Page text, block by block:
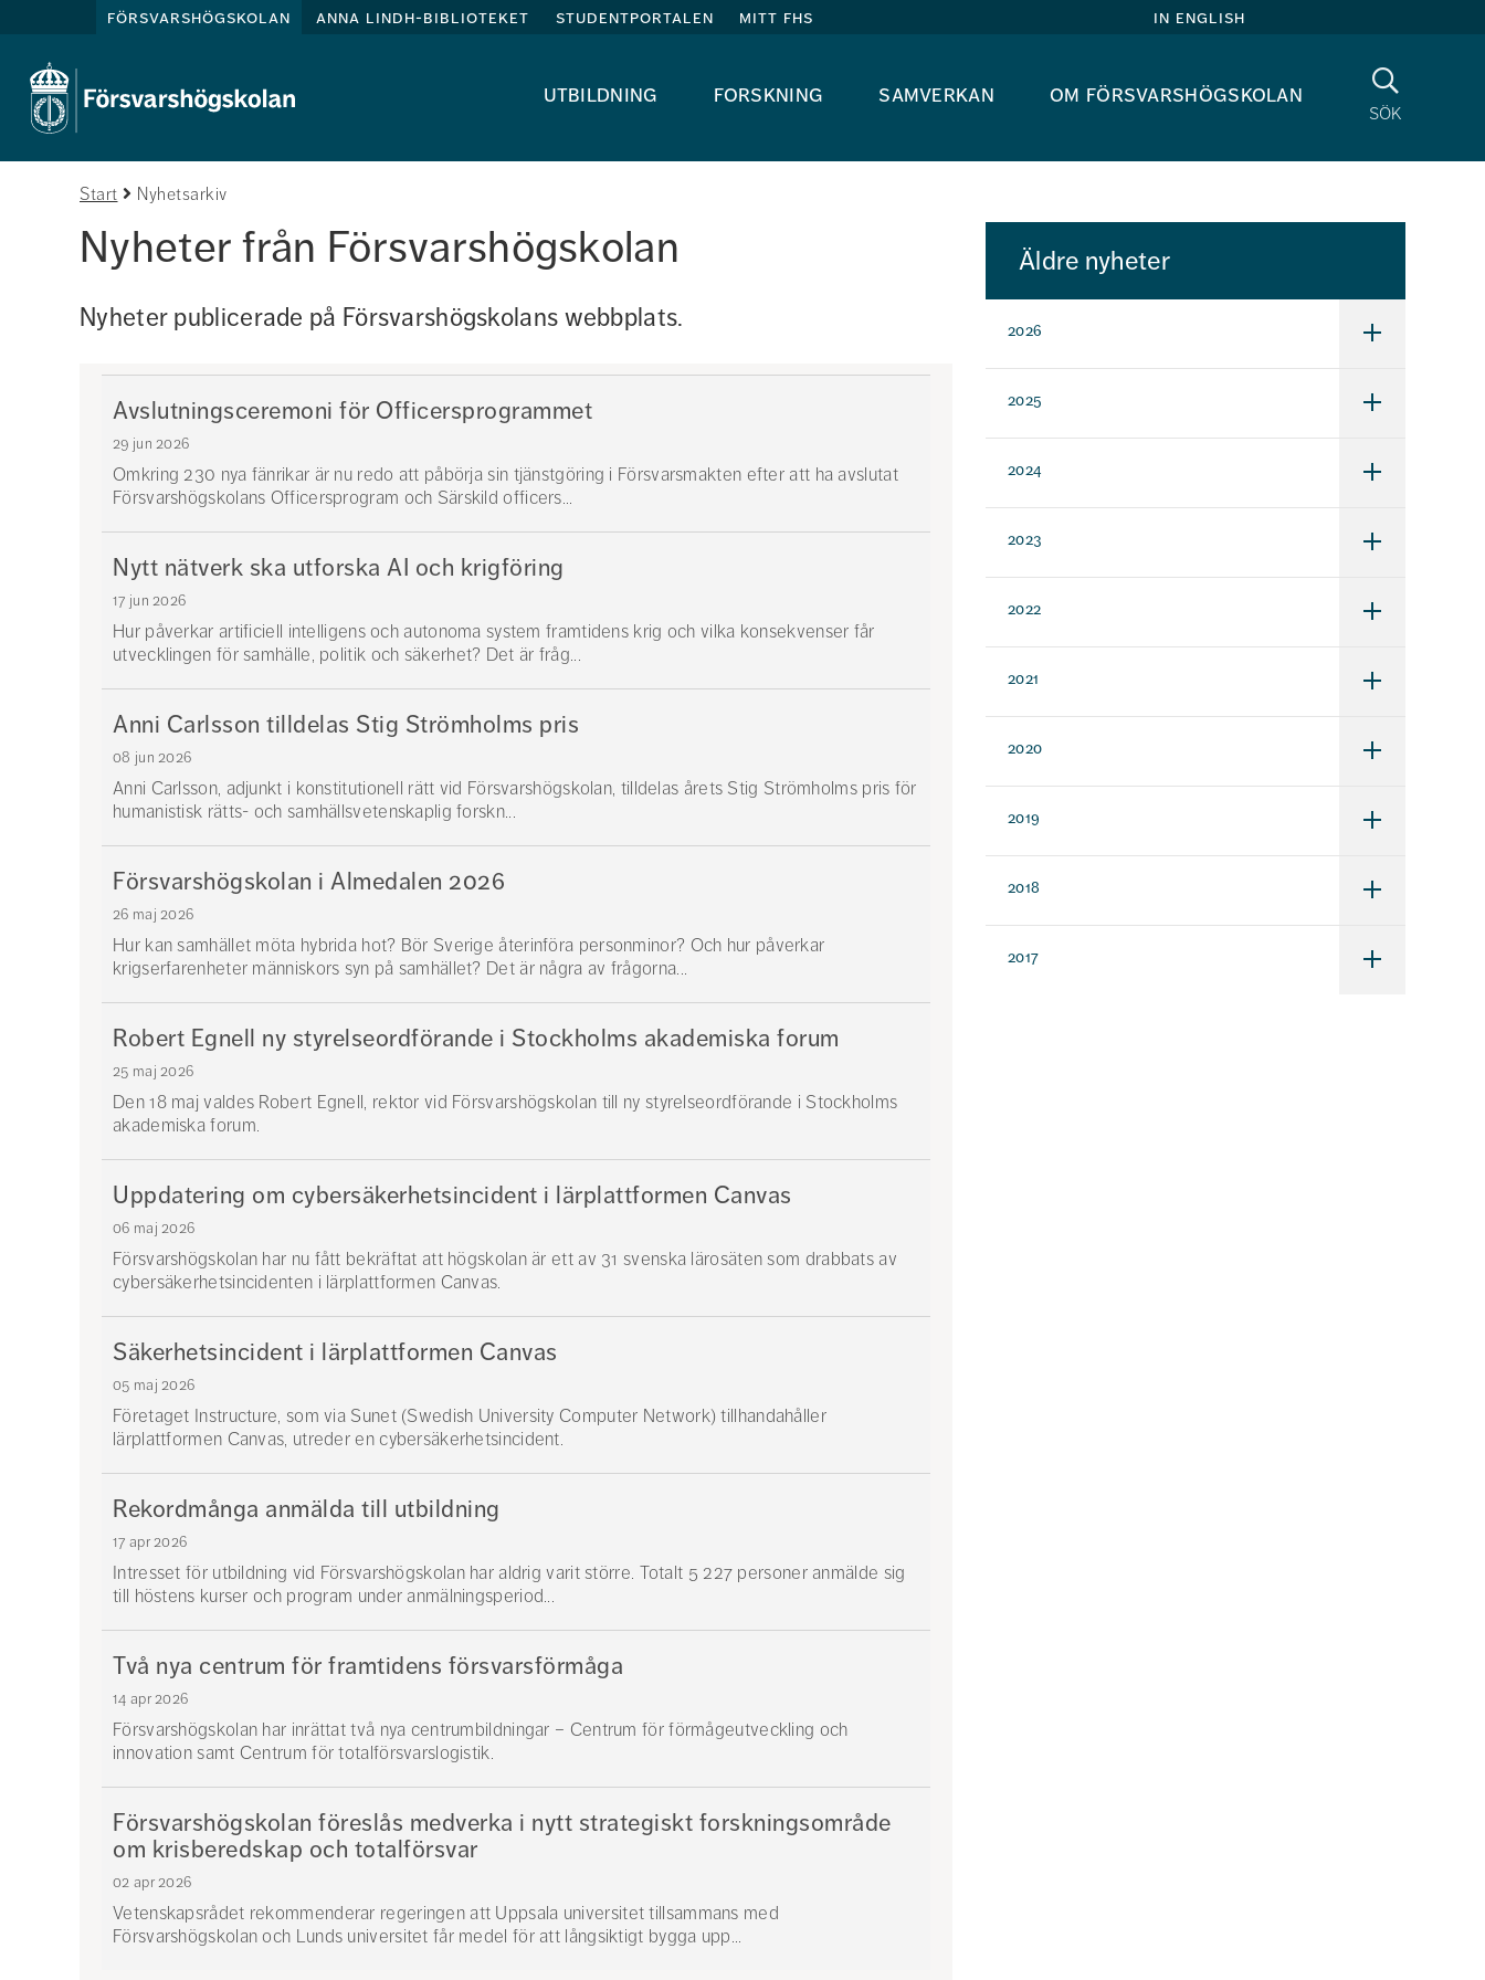
försvarshögskolan anna lindh-biblioteket studentportalen mitt fhs in english
utbildning forskning samverkan om försvarshögskolan
sök
Sök
Start Nyhetsarkiv
Nyheter från Försvarshögskolan
Nyheter publicerade på Försvarshögskolans webbplats.
Avslutningsceremoni för Officersprogrammet
29 jun 2026
Omkring 230 nya fänrikar är nu redo att påbörja sin tjänstgöring i Försvarsmakten efter att ha avslutat
Försvarshögskolans Officersprogram och Särskild officers...
Nytt nätverk ska utforska AI och krigföring
17 jun 2026
Hur påverkar artificiell intelligens och autonoma system framtidens krig och vilka konsekvenser får
utvecklingen för samhälle, politik och säkerhet? Det är fråg...
Anni Carlsson tilldelas Stig Strömholms pris
08 jun 2026
Anni Carlsson, adjunkt i konstitutionell rätt vid Försvarshögskolan, tilldelas årets Stig Strömholms pris för
humanistisk rätts- och samhällsvetenskaplig forskn...
Försvarshögskolan i Almedalen 2026
26 maj 2026
Hur kan samhället möta hybrida hot? Bör Sverige återinföra personminor? Och hur påverkar
krigserfarenheter människors syn på samhället? Det är några av frågorna...
Robert Egnell ny styrelseordförande i Stockholms akademiska forum
25 maj 2026
Den 18 maj valdes Robert Egnell, rektor vid Försvarshögskolan till ny styrelseordförande i Stockholms
akademiska forum.
Uppdatering om cybersäkerhetsincident i lärplattformen Canvas
06 maj 2026
Försvarshögskolan har nu fått bekräftat att högskolan är ett av 31 svenska lärosäten som drabbats av
cybersäkerhetsincidenten i lärplattformen Canvas.
Säkerhetsincident i lärplattformen Canvas
05 maj 2026
Företaget Instructure, som via Sunet (Swedish University Computer Network) tillhandahåller
lärplattformen Canvas, utreder en cybersäkerhetsincident.
Rekordmånga anmälda till utbildning
17 apr 2026
Intresset för utbildning vid Försvarshögskolan har aldrig varit större. Totalt 5 227 personer anmälde sig
till höstens kurser och program under anmälningsperiod...
Två nya centrum för framtidens försvarsförmåga
14 apr 2026
Försvarshögskolan har inrättat två nya centrumbildningar – Centrum för förmågeutveckling och
innovation samt Centrum för totalförsvarslogistik.
Försvarshögskolan föreslås medverka i nytt strategiskt forskningsområde
om krisberedskap och totalförsvar
02 apr 2026
Vetenskapsrådet rekommenderar regeringen att Uppsala universitet tillsammans med
Försvarshögskolan och Lunds universitet får medel för att långsiktigt bygga upp...
Äldre nyheter
2026
Undermeny
2025
Undermeny
2024
Undermeny
2023
Undermeny
2022
Undermeny
2021
Undermeny
2020
Undermeny
2019
Undermeny
2018
Undermeny
2017
Undermeny